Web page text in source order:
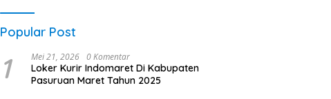
Popular Post
1 Mei 21, 2026 0 Komentar
Loker Kurir Indomaret Di Kabupaten
Pasuruan Maret Tahun 2025